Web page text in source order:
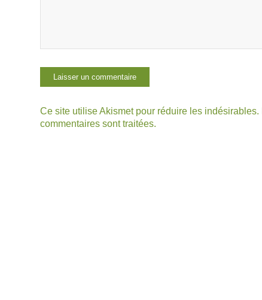
Ce site utilise Akismet pour réduire les indésirables.
commentaires sont traitées.